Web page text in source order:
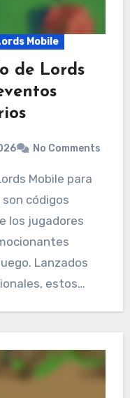
Mobile
de Lords
No Comments
códigos
los jugadores
Lanzados
estos…